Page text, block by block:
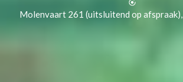
Molenvaart 261 (uitsluitend op